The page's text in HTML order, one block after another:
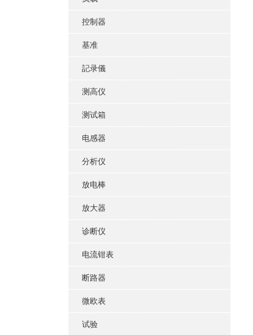
控制器
基准
記录儀
测高仪
测试箱
电感器
分析仪
放电棒
放大器
诊断仪
电流钳表
断路器
微欧表
试验